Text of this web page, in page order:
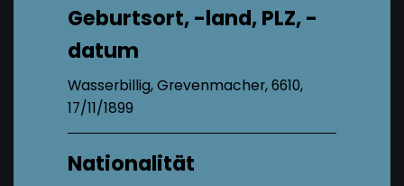
Geburtsort, -land, PLZ, -
datum
Wasserbillig, Grevenmacher, 6610,
17/11/1899
Nationalität